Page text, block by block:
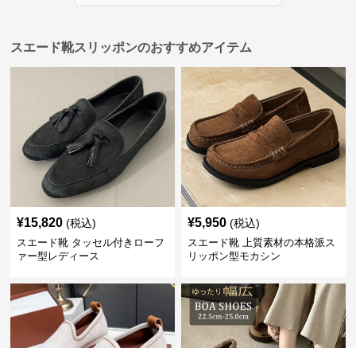
スエード靴スリッポンのおすすめアイテム
¥15,820 (税込)
スエード靴 タッセル付きローフ
ァー型レディース
¥5,950 (税込)
スエード靴 上質素材の本格派ス
リッポン型モカシン